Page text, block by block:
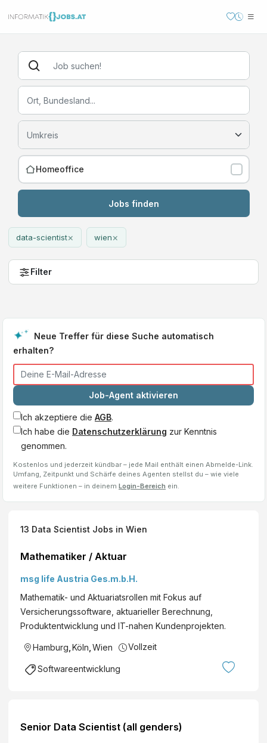
Homeoffice
Jobs finden
data-scientist× wien×
Filter
Neue Treffer für diese Suche automatisch
erhalten?
Job-Agent aktivieren
Ich akzeptiere die AGB.
Ich habe die Datenschutzerklärung zur Kenntnis
genommen.
Kostenlos und jederzeit kündbar – jede Mail enthält einen Abmelde-Link.
Umfang, Zeitpunkt und Schärfe deines Agenten stellst du – wie viele
weitere Funktionen – in deinem Login-Bereich ein.
13 Data Scientist Jobs in Wien
Mathematiker / Aktuar
msg life Austria Ges.m.b.H.
Mathematik- und Aktuariatsrollen mit Fokus auf
Versicherungssoftware, aktuarieller Berechnung,
Produktentwicklung und IT-nahen Kundenprojekten.
Hamburg Köln Wien Vollzeit
Softwareentwicklung
Senior Data Scientist (all genders)